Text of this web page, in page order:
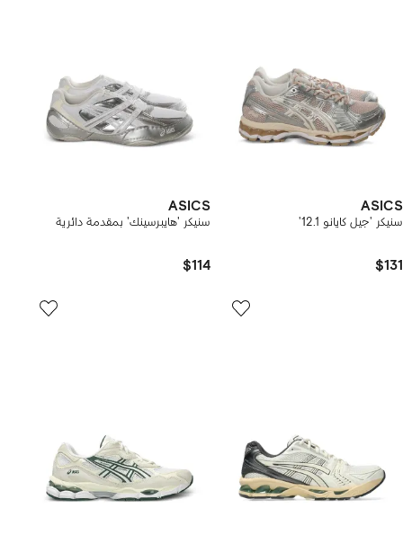
ASICS
سنيكر 'جيل كايانو 12.1'
$131
ASICS
سنيكر 'هايبرسينك' بمقدمة دائرية
$114